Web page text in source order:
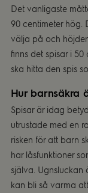
Det vanligaste
90 centimeter hög.
välja på och
finns det spisar i
ska hitta den spis
Hur barnsäkra
Spisar är idag
utrustade med en
risken för att barn
har låsfunktioner
själva. Ugnsluckan
kan bli så varma